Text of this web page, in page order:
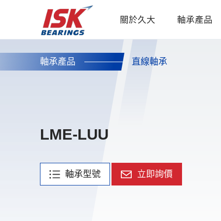
關於久大 軸承產品
軸承產品 直線軸承
LME-LUU
軸承型號 立即詢價